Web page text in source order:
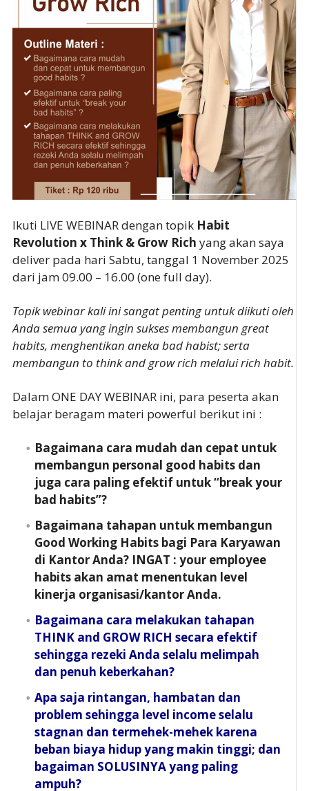
Ikuti LIVE WEBINAR dengan topik Habit
Revolution x Think & Grow Rich yang akan saya
deliver pada hari Sabtu, tanggal 1 November 2025
dari jam 09.00 – 16.00 (one full day).
Topik webinar kali ini sangat penting untuk diikuti oleh
Anda semua yang ingin sukses membangun great
habits, menghentikan aneka bad habist; serta
membangun to think and grow rich melalui rich habit.
Dalam ONE DAY WEBINAR ini, para peserta akan
belajar beragam materi powerful berikut ini :
Bagaimana cara mudah dan cepat untuk
membangun personal good habits dan
juga cara paling efektif untuk “break your
bad habits”?
Bagaimana tahapan untuk membangun
Good Working Habits bagi Para Karyawan
di Kantor Anda? INGAT : your employee
habits akan amat menentukan level
kinerja organisasi/kantor Anda.
Bagaimana cara melakukan tahapan
THINK and GROW RICH secara efektif
sehingga rezeki Anda selalu melimpah
dan penuh keberkahan?
Apa saja rintangan, hambatan dan
problem sehingga level income selalu
stagnan dan termehek-mehek karena
beban biaya hidup yang makin tinggi; dan
bagaiman SOLUSINYA yang paling
ampuh?